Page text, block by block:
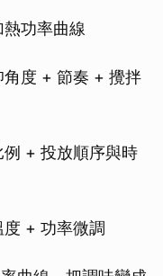
功率曲線
度 + 節奏 + 攪拌
+ 投放順序與時
+ 功率微調